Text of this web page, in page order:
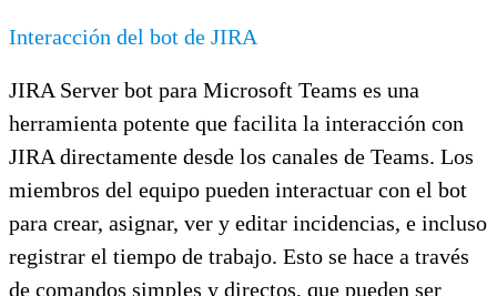
Interacción del bot de JIRA
JIRA Server bot para Microsoft Teams es una
herramienta potente que facilita la interacción con
JIRA directamente desde los canales de Teams. Los
miembros del equipo pueden interactuar con el bot
para crear, asignar, ver y editar incidencias, e incluso
registrar el tiempo de trabajo. Esto se hace a través
de comandos simples y directos, que pueden ser